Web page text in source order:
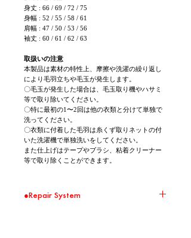
身丈 : 66 / 69 / 72 / 75
身幅 : 52 / 55 / 58 / 61
肩幅 : 47 / 50 / 53 / 56
袖丈 : 60 / 61 / 62 / 63
取扱いの注意
本製品は素材の特性上、摩擦や洗濯の繰り返し
により毛羽立ちや毛玉が発生します。
〇毛玉が発生した場合は、毛玉取り機やハサミ
等で取り除いてください。
〇特に最初の1〜2回は他の衣類と分けて単独で
洗ってください。
〇衣類に付着した毛羽は糸くず取りネットの付
いた洗濯機で単独洗いをしてください。
また仕上げはテープやブラシ、粘着クリーナー
等で取り除くことができます。
●Repair System